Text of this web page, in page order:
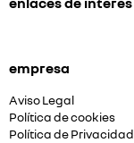
empresa
Aviso Legal
Política de cookies
Política de Privacidad